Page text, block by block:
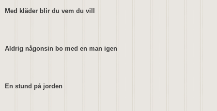
Med kläder blir du vem du vill
Aldrig någonsin bo med en man igen
En stund på jorden